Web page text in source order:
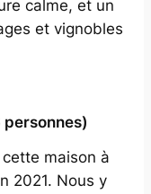
calme, et un
et vignobles
maison à
2021. Nous y